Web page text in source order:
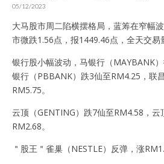
05/12/2023
大马股市周二陷横摆格局，蓝筹在窄幅
市微跌1.56点，报1449.46点，全天交易
银行股小幅波动，马银行（MAYBANK
银行（PBBANK）跌3仙至RM4.25，联
RM5.75。
云顶（GENTING）跌7仙至RM4.58，
RM2.68。
＂股王＂雀巢（NESTLE）反弹，涨